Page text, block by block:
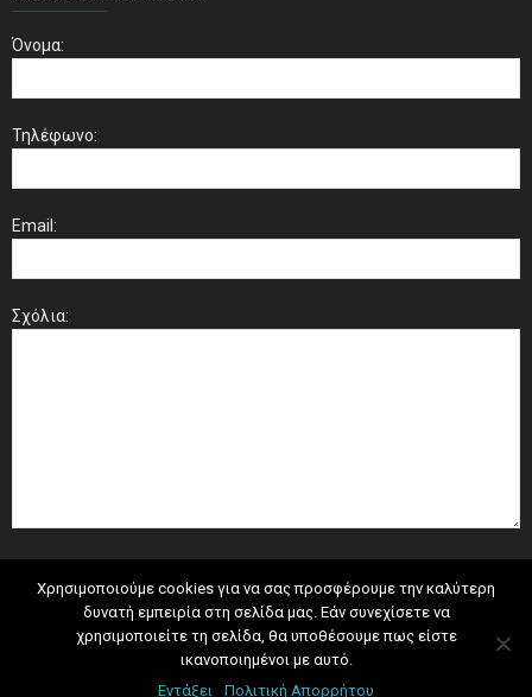
Όνομα:
Τηλέφωνο:
Email:
Σχόλια:
Χρησιμοποιούμε cookies για να σας προσφέρουμε την καλύτερη
δυνατή εμπειρία στη σελίδα μας. Εάν συνεχίσετε να
χρησιμοποιείτε τη σελίδα, θα υποθέσουμε πως είστε
ικανοποιημένοι με αυτό.
Εντάξει
Πολιτική Απορρήτου